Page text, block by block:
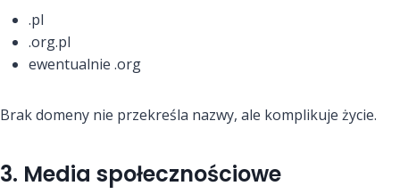
.pl
.org.pl
ewentualnie .org
Brak domeny nie przekreśla nazwy, ale komplikuje życie.
3. Media społecznościowe